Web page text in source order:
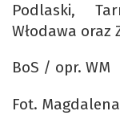
Podlaski,
Włodawa oraz
BoS / opr. WM
Fot.